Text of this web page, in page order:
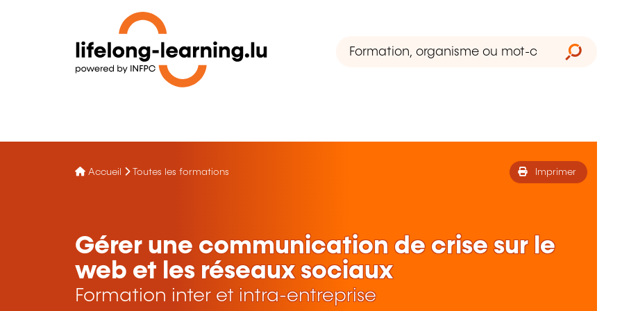
Accueil Toutes les formations Imprimer
Gérer une communication de crise sur le
web et les réseaux sociaux
Formation inter et intra-entreprise